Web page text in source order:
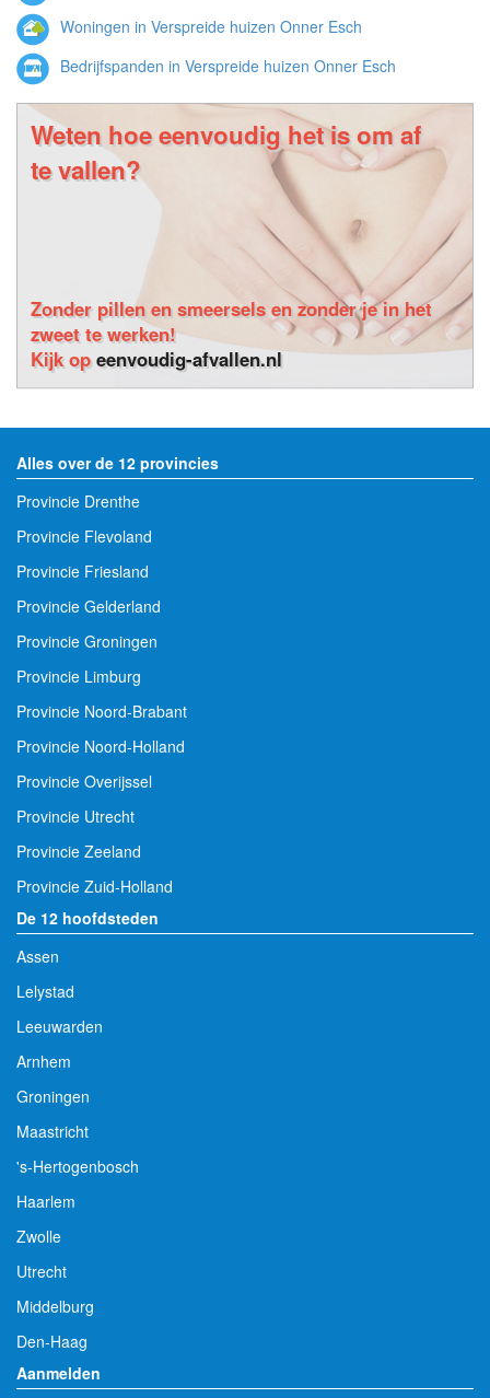
Woningen in Verspreide huizen Onner Esch
Bedrijfspanden in Verspreide huizen Onner Esch
Weten hoe eenvoudig het is om af
te vallen?
Zonder pillen en smeersels en zonder je in het
zweet te werken!
Kijk opeenvoudig-afvallen.nl
Alles over de 12 provincies
Provincie Drenthe
Provincie Flevoland
Provincie Friesland
Provincie Gelderland
Provincie Groningen
Provincie Limburg
Provincie Noord-Brabant
Provincie Noord-Holland
Provincie Overijssel
Provincie Utrecht
Provincie Zeeland
Provincie Zuid-Holland
De 12 hoofdsteden
Assen
Lelystad
Leeuwarden
Arnhem
Groningen
Maastricht
's-Hertogenbosch
Haarlem
Zwolle
Utrecht
Middelburg
Den-Haag
Aanmelden